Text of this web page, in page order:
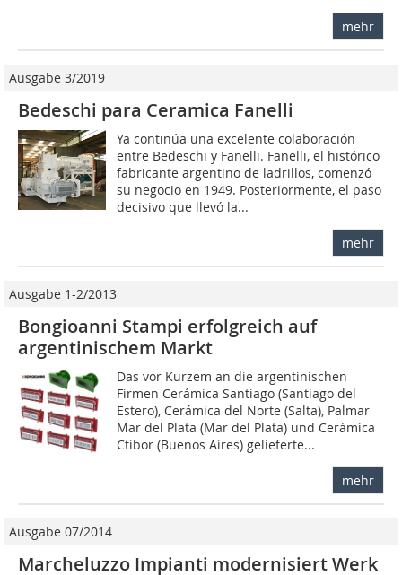
mehr
Ausgabe 3/2019
Bedeschi para Ceramica Fanelli
Ya continúa una excelente colaboración
entre Bedeschi y Fanelli. Fanelli, el histórico
fabricante argentino de ladrillos, comenzó
su negocio en 1949. Posteriormente, el paso
decisivo que llevó la...
mehr
Ausgabe 1-2/2013
Bongioanni Stampi erfolgreich auf
argentinischem Markt
Das vor Kurzem an die argentinischen
Firmen Cerámica Santiago (Santiago del
Estero), Cerámica del Norte (Salta), Palmar
Mar del Plata (Mar del Plata) und Cerámica
Ctibor (Buenos Aires) gelieferte...
mehr
Ausgabe 07/2014
Marcheluzzo Impianti modernisiert Werk